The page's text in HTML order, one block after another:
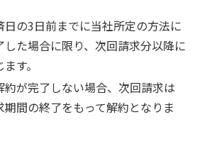
の3日前までに当社所定の方法に
した場合に限り、次回請求分以降に
す。
が完了しない場合、次回請求は
間の終了をもって解約となりま